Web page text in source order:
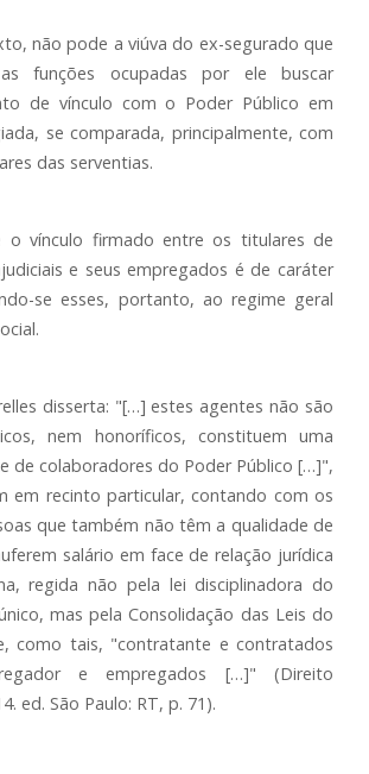
não pode a viúva do ex-segurado que
as funções ocupadas por ele buscar
de vínculo com o Poder Público em
se comparada, principalmente, com
das serventias.
o vínculo firmado entre os titulares de
e seus empregados é de caráter
se esses, portanto, ao regime geral
disserta: "[…] estes agentes não são
nem honoríficos, constituem uma
de colaboradores do Poder Público […]",
em recinto particular, contando com os
que também não têm a qualidade de
salário em face de relação jurídica
regida não pela lei disciplinadora do
mas pela Consolidação das Leis do
como tais, "contratante e contratados
e empregados […]" (Direito
ed. São Paulo: RT, p. 71).